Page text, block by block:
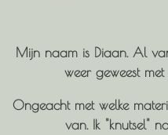
Mijn naam is Diaan. Al
weer geweest
Ongeacht met welke
van. Ik "k